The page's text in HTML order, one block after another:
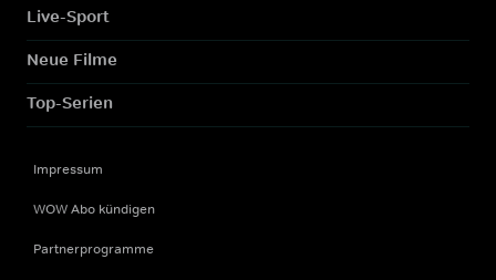
Live-Sport
Neue Filme
Top-Serien
Impressum
WOW Abo kündigen
Partnerprogramme